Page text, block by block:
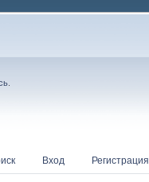
Вход Регистрация